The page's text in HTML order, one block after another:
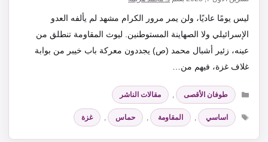
ليس يومًا عاديًا، ولن يمر مرور الكرام مشهد لم يألفه العدو
الإسرائيلي ولا الصهاينة المستوطنين. ليوث المقاومة تنطلق من
عينه، زئير أشبال محمد (ص) يجددون معركة باب خيبر من بوابة
غلاف غزة، فيهم من…
التصنيفات
طوفان الأقصى ,
مقالات الناشر
الوسوم
اساسي , المقاومة , حماس , غزة